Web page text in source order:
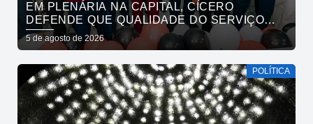
EM PLENÁRIA NA CAPITAL, CÍCERO
DEFENDE QUE QUALIDADE DO SERVIÇO
PÚBLICO ESTADUAL SUPERE O DA
INICIATIVA PRIVADA
5 de agosto de 2026
POLÍTICA